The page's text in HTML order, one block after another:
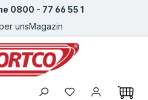
0800 - 77 66 55 1
unsMagazin
Du hast 0